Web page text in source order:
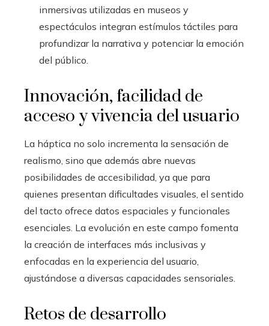
inmersivas utilizadas en museos y
espectáculos integran estímulos táctiles para
profundizar la narrativa y potenciar la emoción
del público.
Innovación, facilidad de
acceso y vivencia del usuario
La háptica no solo incrementa la sensación de
realismo, sino que además abre nuevas
posibilidades de accesibilidad, ya que para
quienes presentan dificultades visuales, el sentido
del tacto ofrece datos espaciales y funcionales
esenciales. La evolución en este campo fomenta
la creación de interfaces más inclusivas y
enfocadas en la experiencia del usuario,
ajustándose a diversas capacidades sensoriales.
Retos de desarrollo